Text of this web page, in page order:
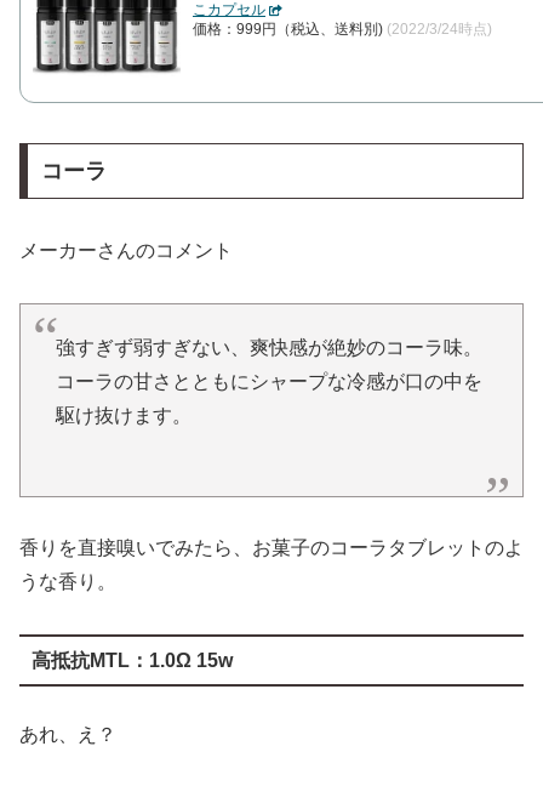
こカプセル
価格：999円（税込、送料別) (2022/3/24時点)
コーラ
メーカーさんのコメント
強すぎず弱すぎない、爽快感が絶妙のコーラ味。
コーラの甘さとともにシャープな冷感が口の中を
駆け抜けます。
香りを直接嗅いでみたら、お菓子のコーラタブレットのよ
うな香り。
高抵抗MTL：1.0Ω 15w
あれ、え？